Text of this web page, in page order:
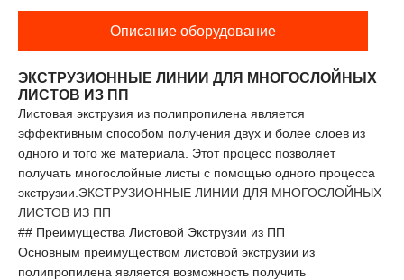
Описание оборудование
ЭКСТРУЗИОННЫЕ ЛИНИИ ДЛЯ МНОГОСЛОЙНЫХ
ЛИСТОВ ИЗ ПП
Листовая экструзия из полипропилена является
эффективным способом получения двух и более слоев из
одного и того же материала. Этот процесс позволяет
получать многослойные листы с помощью одного процесса
экструзии. ЭКСТРУЗИОННЫЕ ЛИНИИ ДЛЯ МНОГОСЛОЙНЫХ
ЛИСТОВ ИЗ ПП
## Преимущества Листовой Экструзии из ПП
Основным преимуществом листовой экструзии из
полипропилена является возможность получить